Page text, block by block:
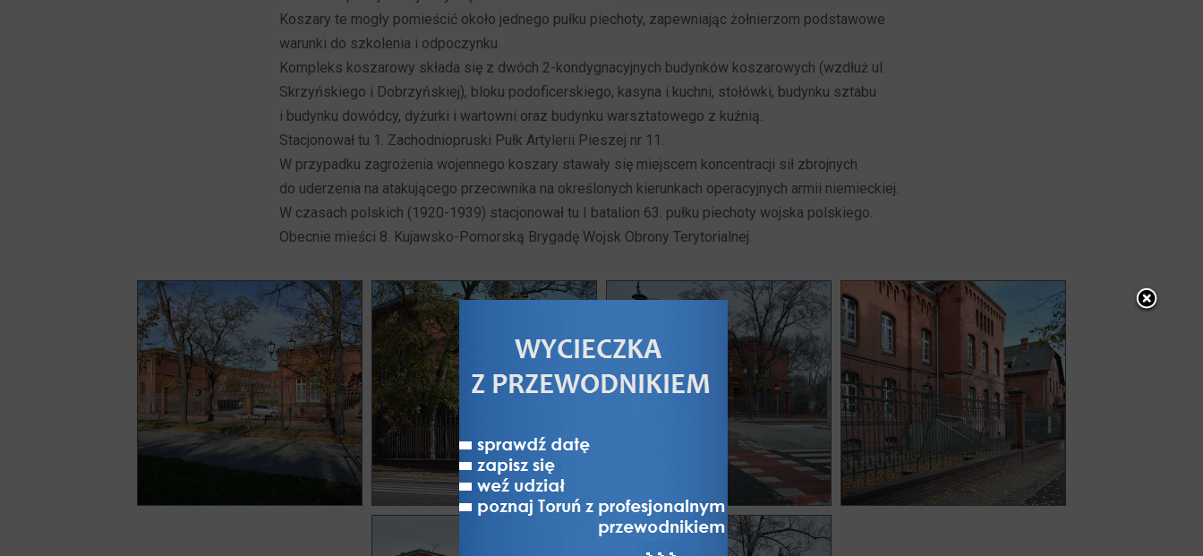
Koszary te mogły pomieścić około jednego pułku piechoty, zapewniając żołnierzom podstawowe
warunki do szkolenia i odpoczynku.
Kompleks koszarowy składa się z dwóch 2-kondygnacyjnych budynków koszarowych (wzdłuż ul.
Skrzyńskiego i Dobrzyńskiej), bloku podoficerskiego, kasyna i kuchni, stołówki, budynku sztabu
i budynku dowódcy, dyżurki i wartowni oraz budynku warsztatowego z kuźnią.
Stacjonował tu 1. Zachodniopruski Pułk Artylerii Pieszej nr 11.
W przypadku zagrożenia wojennego koszary stawały się miejscem koncentracji sił zbrojnych
do uderzenia na atakującego przeciwnika na określonych kierunkach operacyjnych armii niemieckiej.
W czasach polskich (1920-1939) stacjonował tu I batalion 63. pułku piechoty wojska polskiego.
Obecnie mieści 8. Kujawsko-Pomorską Brygadę Wojsk Obrony Terytorialnej.